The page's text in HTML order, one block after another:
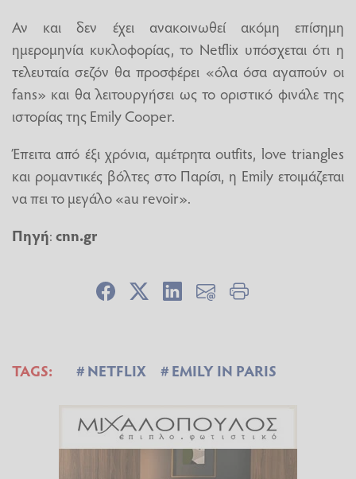
Αν και δεν έχει ανακοινωθεί ακόμη επίσημη
ημερομηνία κυκλοφορίας, το Netflix υπόσχεται ότι η
τελευταία σεζόν θα προσφέρει «όλα όσα αγαπούν οι
fans» και θα λειτουργήσει ως το οριστικό φινάλε της
ιστορίας της Emily Cooper.
Έπειτα από έξι χρόνια, αμέτρητα outfits, love triangles
και ρομαντικές βόλτες στο Παρίσι, η Emily ετοιμάζεται
να πει το μεγάλο «au revoir».
Πηγή:cnn.gr
TAGS: NETFLIX EMILY IN PARIS